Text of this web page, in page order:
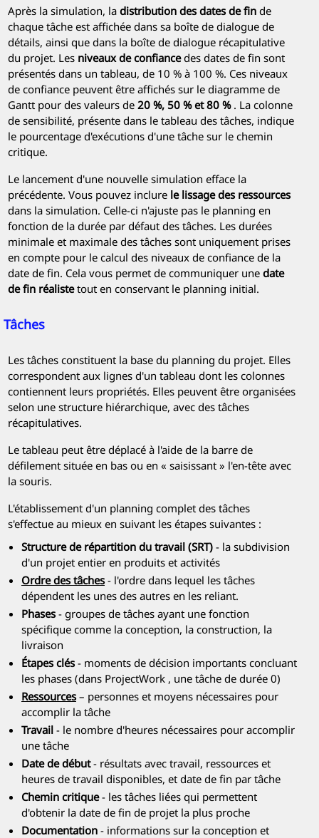
Après la simulation, la distribution des dates de fin de
chaque tâche est affichée dans sa boîte de dialogue de
détails, ainsi que dans la boîte de dialogue récapitulative
du projet. Les niveaux de confiancedes dates de fin sont
présentés dans un tableau, de 10 % à 100 %. Ces niveaux
de confiance peuvent être affichés sur le diagramme de
Gantt pour des valeurs de 20 %, 50 % et 80 %. La colonne
de sensibilité, présente dans le tableau des tâches, indique
le pourcentage d'exécutions d'une tâche sur le chemin
critique.
Le lancement d'une nouvelle simulation efface la
précédente. Vous pouvez inclure le lissage des ressources
dans la simulation. Celle-ci n'ajuste pas le planning en
fonction de la durée par défaut des tâches. Les durées
minimale et maximale des tâches sont uniquement prises
en compte pour le calcul des niveaux de confiance de la
date de fin. Cela vous permet de communiquer une date
de fin réalistetout en conservant le planning initial.
Tâches
Les tâches constituent la base du planning du projet. Elles
correspondent aux lignes d'un tableau dont les colonnes
contiennent leurs propriétés. Elles peuvent être organisées
selon une structure hiérarchique, avec des tâches
récapitulatives.
Le tableau peut être déplacé à l'aide de la barre de
défilement située en bas ou en « saisissant » l'en-tête avec
la souris.
L'établissement d'un planning complet des tâches
s'effectue au mieux en suivant les étapes suivantes :
Structure de répartition du travail (SRT) - la subdivision
d'un projet entier en produits et activités
Ordre des tâches- l'ordre dans lequel les tâches
dépendent les unes des autres en les reliant.
Phases- groupes de tâches ayant une fonction
spécifique comme la conception, la construction, la
livraison
Étapes clés- moments de décision importants concluant
les phases (dans ProjectWork , une tâche de durée 0)
Ressources– personnes et moyens nécessaires pour
accomplir la tâche
Travail - le nombre d'heures nécessaires pour accomplir
une tâche
Date de début- résultats avec travail, ressources et
heures de travail disponibles, et date de fin par tâche
Chemin critique- les tâches liées qui permettent
d'obtenir la date de fin de projet la plus proche
Documentation - informations sur la conception et